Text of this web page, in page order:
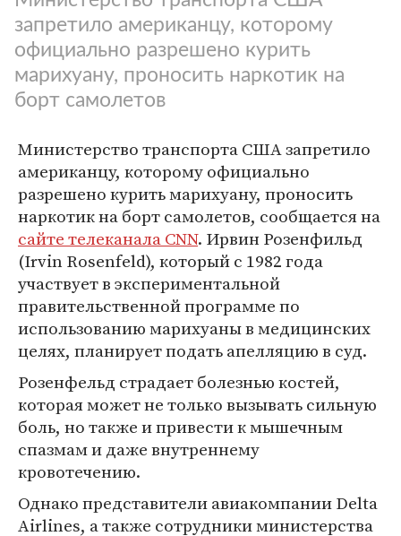
запретило американцу, которому
официально разрешено курить
марихуану, проносить наркотик на
борт самолетов
Министерство транспорта США запретило
американцу, которому официально
разрешено курить марихуану, проносить
наркотик на борт самолетов, сообщается на
сайте телеканала CNN. Ирвин Розенфильд
(Irvin Rosenfeld), который с 1982 года
участвует в экспериментальной
правительственной программе по
использованию марихуаны в медицинских
целях, планирует подать апелляцию в суд.
Розенфельд страдает болезнью костей,
которая может не только вызывать сильную
боль, но также и привести к мышечным
спазмам и даже внутреннему
кровотечению.
Однако представители авиакомпании Delta
Airlines, а также сотрудники министерства